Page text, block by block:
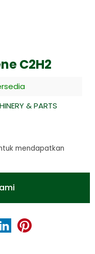
C2H2
& PARTS
mendapatkan